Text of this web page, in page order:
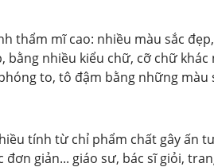
thẩm mĩ cao: nhiều màu sắc
bằng nhiều kiểu chữ, cỡ chữ
to, tô đậm bằng những màu
tính từ chỉ phẩm chất gây ấn
giản... giáo sư, bác sĩ giỏi,